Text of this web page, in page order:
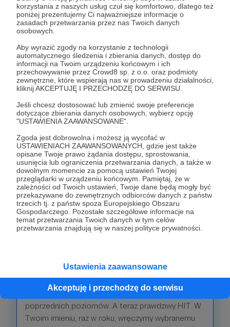
korzystania z naszych usług czuł się komfortowo, dlatego też
poniżej prezentujemy Ci najważniejsze informacje o
zasadach przetwarzania przez nas Twoich danych
osobowych.
Aby wyrazić zgody na korzystanie z technologii
automatycznego śledzenia i zbierania danych, dostęp do
informacji na Twoim urządzeniu końcowym i ich
przechowywanie przez Crowd8 sp. z o.o. oraz podmioty
zewnętrzne, które wspierają nas w prowadzeniu działalności,
kliknij AKCEPTUJĘ I PRZECHODZĘ DO SERWISU.
Jeśli chcesz dostosować lub zmienić swoje preferencje
dotyczące zbierania danych osobowych, wybierz opcję
"USTAWIENIA ZAAWANSOWANE".
Zgoda jest dobrowolna i możesz ją wycofać w
USTAWIENIACH ZAAWANSOWANYCH, gdzie jest także
opisane Twoje prawo żądania dostępu, sprostowania,
usunięcia lub ograniczenia przetwarzania danych, a także w
dowolnym momencie za pomocą ustawień Twojej
przeglądarki w urządzeniu końcowym. Pamiętaj, że w
zależności od Twoich ustawień, Twoje dane będą mogły być
przekazywane do zewnętrznych odbiorców danych z państw
trzecich tj. z państw spoza Europejskiego Obszaru
Gospodarczego. Pozostałe szczegółowe informacje na
temat przetwarzania Twoich danych w tym celów
przetwarzania znajdują się w naszej polityce prywatności.
Ustawienia zaawansowane
Akceptuję i przechodzę do serwisu
praca ma sens, a to bardzo pomaga pokonywać
codzienne trudności przy jej organizowaniu.
poprzednich poziomów i jeszcze dołożymy torbę
rowerową z logo akcji. Wtedy nie musisz już
upychać różnych rzeczy po kieszeniach i jeszcze
promujesz nasza, wspólną akcję!
zastrzeżenia
* nagroda dostępna jest przy minimum 3-
miesięcznym wsparciu
Patroni: 0
200 zł miesięcznie
Już wiesz, że możesz liczyć na nasze wielkie,
rowerowe podziękowanie i upominki z
poprzednich poziomów. A teraz prawdziwy HIT. W
Twoim imieniu, raz w roku, wręczymy wybranemu